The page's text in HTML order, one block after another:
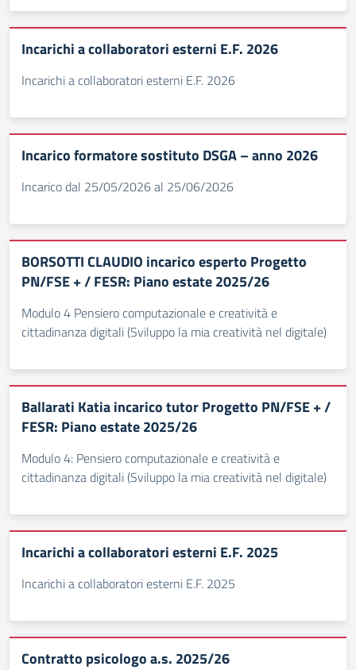
Incarichi a collaboratori esterni E.F. 2026
Incarichi a collaboratori esterni E.F. 2026
Incarico formatore sostituto DSGA – anno 2026
Incarico dal 25/05/2026 al 25/06/2026
BORSOTTI CLAUDIO incarico esperto Progetto
PN/FSE + / FESR: Piano estate 2025/26
Modulo 4 Pensiero computazionale e creatività e
cittadinanza digitali (Sviluppo la mia creatività nel digitale)
Ballarati Katia incarico tutor Progetto PN/FSE + /
FESR: Piano estate 2025/26
Modulo 4: Pensiero computazionale e creatività e
cittadinanza digitali (Sviluppo la mia creatività nel digitale)
Incarichi a collaboratori esterni E.F. 2025
Incarichi a collaboratori esterni E.F. 2025
Contratto psicologo a.s. 2025/26